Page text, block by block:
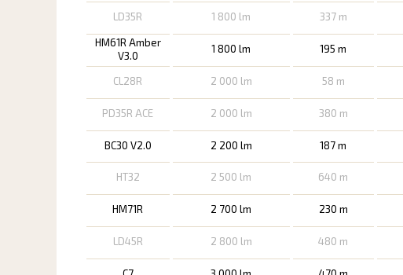
LD35R
1 800 lm 337 m
HM61R Amber
V3.0
1 800 lm 195 m
CL28R
2 000 lm 58 m
PD35R ACE
2 000 lm 380 m
BC30 V2.0
2 200 lm 187 m
HT32 2 500 lm 640 m
HM71R
2 700 lm 230 m
LD45R
2 800 lm 480 m